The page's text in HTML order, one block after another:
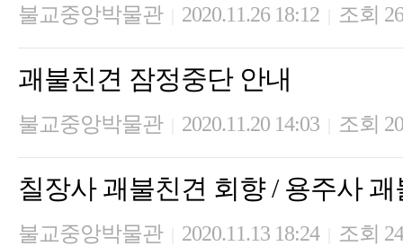
불교중앙박물관 2020.11.26 18:12 조회
괘불친견 잠정중단 안내
불교중앙박물관 2020.11.20 14:03 조회
칠장사 괘불친견 회향 / 용주사
불교중앙박물관 2020.11.13 18:24 조회